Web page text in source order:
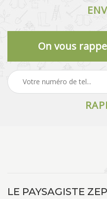
On vous
LE PAYSAGISTE